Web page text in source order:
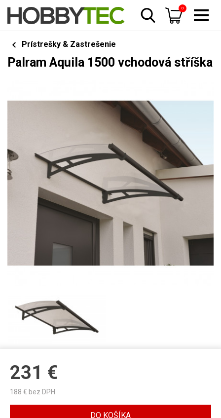
0
Prístrešky & Zastrešenie
Palram Aquila 1500 vchodová stříška
231 €
188 € bez DPH
DO KOŠÍKA